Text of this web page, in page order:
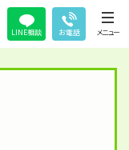
LINE相談 お電話 メニュー